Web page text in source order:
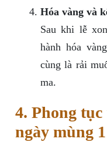
Hóa vàng và
Sau khi lễ
hành hóa
cùng là rải
ma.
4. Phong
ngày mùng